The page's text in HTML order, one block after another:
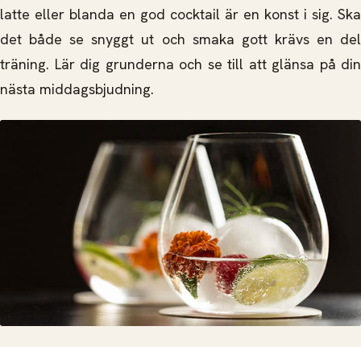
latte eller blanda en god cocktail är en konst i sig. Ska
det både se snyggt ut och smaka gott krävs en del
träning. Lär dig grunderna och se till att glänsa på din
nästa middagsbjudning.